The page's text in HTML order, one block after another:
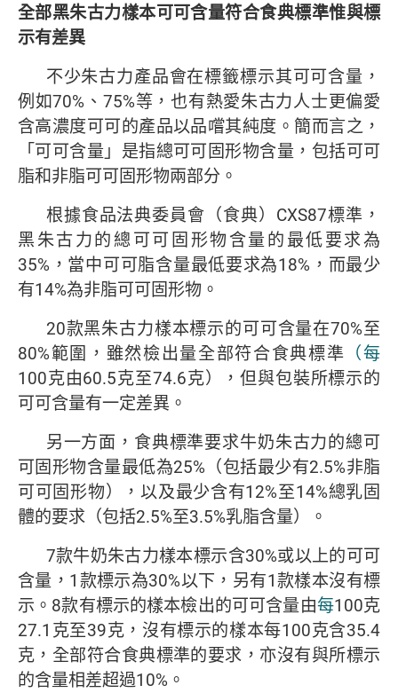
全部黑朱古力樣本可可含量符合食典標準惟與標
示有差異
不少朱古力產品會在標籤標示其可可含量，
例如70%、75%等，也有熱愛朱古力人士更偏愛
含高濃度可可的產品以品嚐其純度。簡而言之，
「可可含量」是指總可可固形物含量，包括可可
脂和非脂可可固形物兩部分。
根據食品法典委員會（食典）CXS87標準，
黑朱古力的總可可固形物含量的最低要求為
35%，當中可可脂含量最低要求為18%，而最少
有14%為非脂可可固形物。
20款黑朱古力樣本標示的可可含量在70%至
80%範圍，雖然檢出量全部符合食典標準 （每
100克由60.5克至74.6克），但與包裝所標示的
可可含量有一定差異。
另一方面，食典標準要求牛奶朱古力的總可
可固形物含量最低為25%（包括最少有2.5%非脂
可可固形物），以及最少含有12%至14%總乳固
體的要求（包括2.5%至3.5%乳脂含量）。
7款牛奶朱古力樣本標示含30%或以上的可可
含量，1款標示為30%以下，另有1款樣本沒有標
示。8款有標示的樣本檢出的可可含量由每100克
27.1克至39克，沒有標示的樣本每100克含35.4
克，全部符合食典標準的要求，亦沒有與所標示
的含量相差超過10%。